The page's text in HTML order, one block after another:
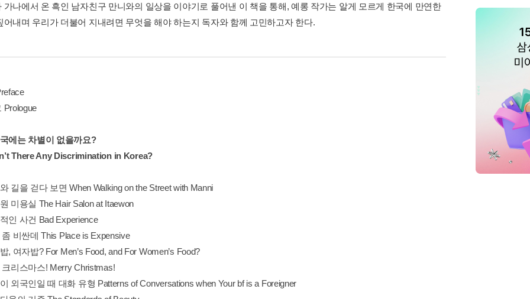
가나에서 온 흑인 남자친구 만니와의 일상을 이야기로 풀어낸 이 책을 통해, 예롱 작가는 알게 모르게 한국에 만연한
어내며 우리가 더불어 지내려면 무엇을 해야 하는지 독자와 함께 고민하고자 한다.
Prologue
에는 차별이 없을까요?
There Any Discrimination in Korea?
길을 걷다 보면 When Walking on the Street with Manni
미용실 The Hair Salon at Itaewon
인 사건 Bad Experience
비싼데 This Place is Expensive
, 여자밥? For Men’s Food, and For Women’s Food?
리스마스! Merry Christmas!
외국인일 때 대화 유형 Patterns of Conversations when Your bf is a Foreigner